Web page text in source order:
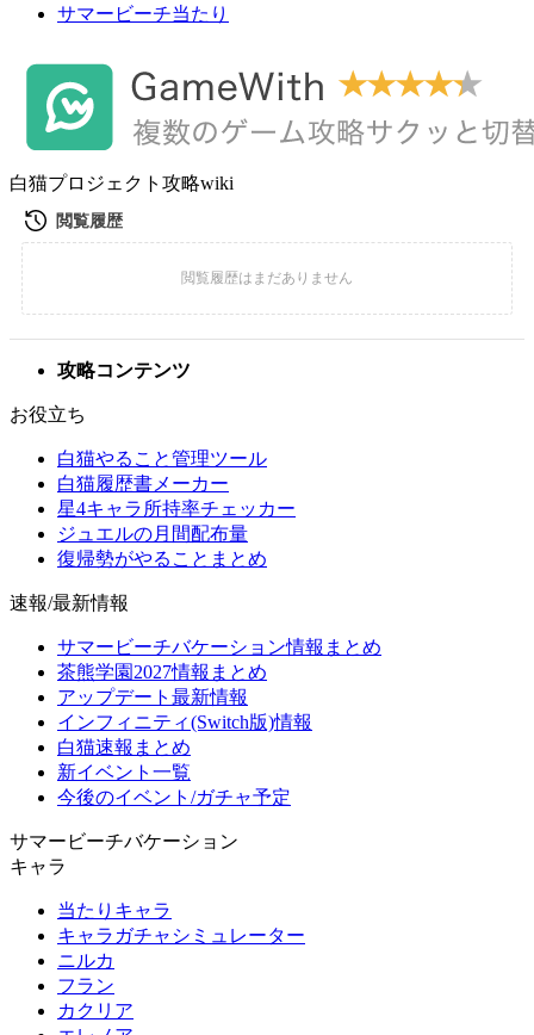
サマービーチ当たり
白猫プロジェクト攻略wiki
攻略コンテンツ
お役立ち
白猫やること管理ツール
白猫履歴書メーカー
星4キャラ所持率チェッカー
ジュエルの月間配布量
復帰勢がやることまとめ
速報/最新情報
サマービーチバケーション情報まとめ
茶熊学園2027情報まとめ
アップデート最新情報
インフィニティ(Switch版)情報
白猫速報まとめ
新イベント一覧
今後のイベント/ガチャ予定
サマービーチバケーション
キャラ
当たりキャラ
キャラガチャシミュレーター
ニルカ
フラン
カクリア